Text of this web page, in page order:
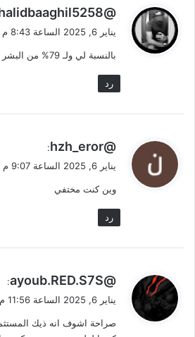
ي
ل
@khalidbaaghil5258
يناير 6, 2025 الساعة 8:43 م
بالنسبة لي ولـ 79% من البشر مشروع ما منه فايدة
رد
ي
ل
@hzh_eror
:
يناير 6, 2025 الساعة 9:07 م
وين كنت مختفي
رد
ي
ل
@ayoub.RED.S7S
:
يناير 6, 2025 الساعة 11:56 م
صراحة اشوف انه ذيك